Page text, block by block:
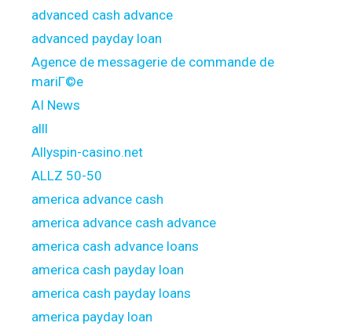
advanced cash advance
advanced payday loan
Agence de messagerie de commande de
mariГ©e
AI News
alll
Allyspin-casino.net
ALLZ 50-50
america advance cash
america advance cash advance
america cash advance loans
america cash payday loan
america cash payday loans
america payday loan